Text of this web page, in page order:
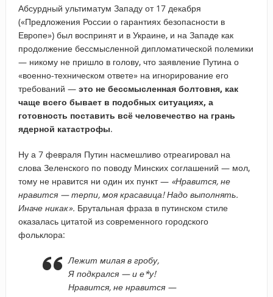
Абсурдный ультиматум Западу от 17 декабря
(«Предложения России о гарантиях безопасности в
Европе») был воспринят и в Украине, и на Западе как
продолжение бессмысленной дипломатической полемики
— никому не пришло в голову, что заявление Путина о
«военно-техническом ответе» на игнорирование его
требований — это не бессмысленная болтовня, как
чаще всего бывает в подобных ситуациях, а
готовность поставить всё человечество на грань
ядерной катастрофы.
Ну а 7 февраля Путин насмешливо отреагировал на
слова Зеленского по поводу Минских соглашений — мол,
тому не нравится ни один их пункт — «Нравится, не
нравится — терпи, моя красавица! Надо выполнять.
Иначе никак». Брутальная фраза в путинском стиле
оказалась цитатой из современного городского
фольклора:
Лежит милая в гробу,
Я подкрался — и е*у!
Нравится, не нравится —